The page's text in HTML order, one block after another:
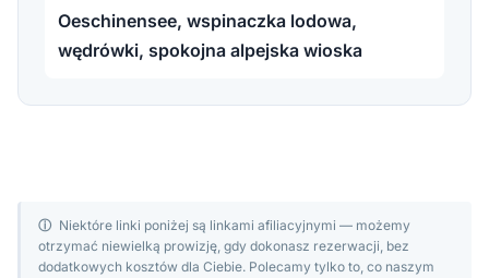
Oeschinensee, wspinaczka lodowa,
wędrówki, spokojna alpejska wioska
ⓘ Niektóre linki poniżej są linkami afiliacyjnymi — możemy
otrzymać niewielką prowizję, gdy dokonasz rezerwacji, bez
dodatkowych kosztów dla Ciebie. Polecamy tylko to, co naszym